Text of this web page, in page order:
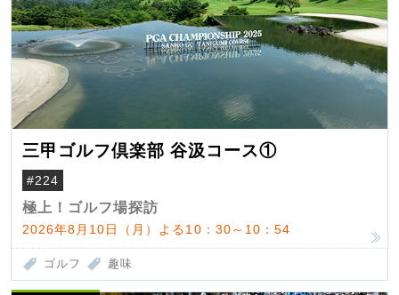
三甲ゴルフ倶楽部 谷汲コース①
#224
極上！ゴルフ場探訪
2026年8月10日（月）よる10：30～10：54
ゴルフ 趣味